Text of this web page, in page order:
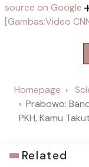
source on Google
[Gambas:Video
Homepage
Prabowo:
PKH, Kamu
Related